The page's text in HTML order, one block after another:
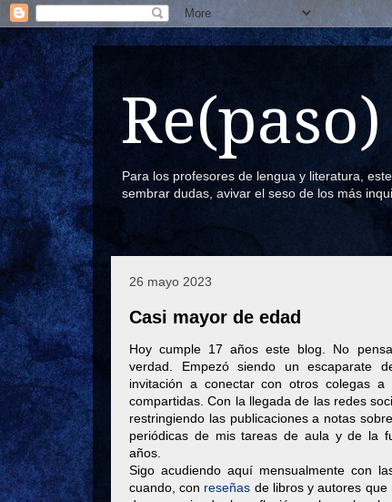
Para los profesores de lengua y literatura,
sembrar dudas, avivar el seso de los más
26 mayo 2023
Casi mayor de edad
Hoy cumple 17 años este blog. No
verdad. Empezó siendo un escaparate
invitación a conectar con otros colegas
compartidas. Con la llegada de las redes
restringiendo las publicaciones a notas
periódicas de mis tareas de aula y de la
años.
Sigo acudiendo aquí mensualmente con
cuando, con reseñas de libros y autores